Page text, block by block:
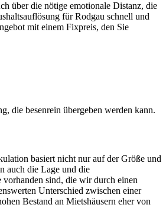
über die nötige emotionale Distanz, die
für Rodgau⁠ schnell und
mit einem Fixpreis, den Sie
die besenrein übergeben werden kann.
basiert nicht nur auf der Größe und
auch die Lage und die
sind, die wir durch einen
Unterschied zwischen einer
Bestand an Mietshäusern eher von